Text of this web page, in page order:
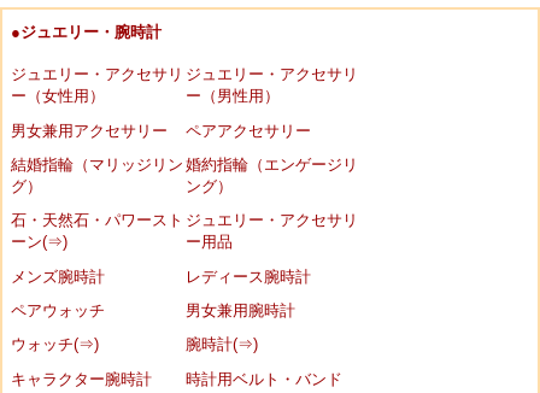
●ジュエリー・腕時計
ジュエリー・アクセサリ
ー（女性用）
ジュエリー・アクセサリ
ー（男性用）
男女兼用アクセサリー
ペアアクセサリー
結婚指輪（マリッジリン
グ）
婚約指輪（エンゲージリ
ング）
石・天然石・パワースト
ーン(⇒)
ジュエリー・アクセサリ
ー用品
メンズ腕時計
レディース腕時計
ペアウォッチ
男女兼用腕時計
ウォッチ(⇒)
腕時計(⇒)
キャラクター腕時計
時計用ベルト・バンド